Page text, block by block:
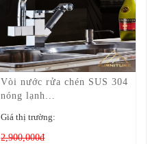
Vòi nước rửa chén SUS 304
nóng lạnh...
Giá thị trường:
2,900,000đ